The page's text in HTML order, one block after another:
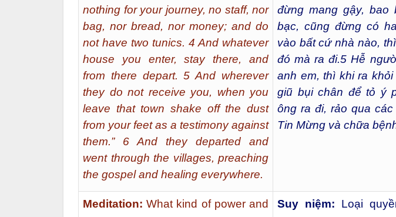
nothing for your journey, no staff, nor
bag, nor bread, nor money; and do
not have two tunics. 4 And whatever
house you enter, stay there, and
from there depart. 5 And wherever
they do not receive you, when you
leave that town shake off the dust
from your feet as a testimony against
them.” 6 And they departed and
went through the villages, preaching
the gospel and healing everywhere.
đừng mang gậy, bao
bạc, cũng đừng có
vào bất cứ nhà nào,
đó mà ra đi.5 Hễ
anh em, thì khi ra
giũ bụi chân để tỏ ý
ông ra đi, rảo qua
Tin Mừng và chữa
Meditation: What kind of power and
Suy niệm: Loại